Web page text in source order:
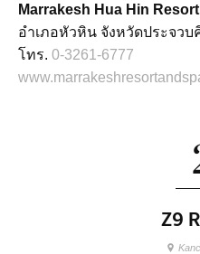
Marrakesh Hua Hin
อำเภอหัวหิน จังหวัดประจวบ
โทร. 0-3261-6777
Z9